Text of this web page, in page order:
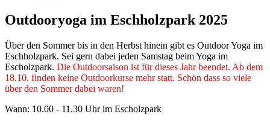
Outdooryoga im Eschholzpark 2025
Über den Sommer bis in den Herbst hinein gibt es Outdoor Yoga im
Eschholzpark. Sei gern dabei jeden Samstag beim Yoga im
Escholzpark. Die Outdoorsaison ist für dieses Jahr beendet. Ab dem
18.10. finden keine Outdoorkurse mehr statt. Schön dass so viele
über den Sommer dabei waren!
Wann: 10.00 - 11.30 Uhr im Escholzpark